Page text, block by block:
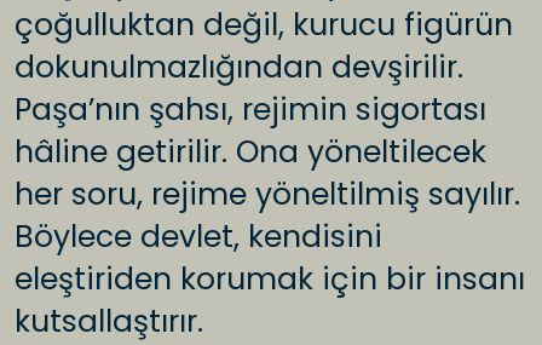
çoğulluktan değil, kurucu figürün
dokunulmazlığından devşirilir.
Paşa’nın şahsı, rejimin sigortası
hâline getirilir. Ona yöneltilecek
her soru, rejime yöneltilmiş sayılır.
Böylece devlet, kendisini
eleştiriden korumak için bir insanı
kutsallaştırır.